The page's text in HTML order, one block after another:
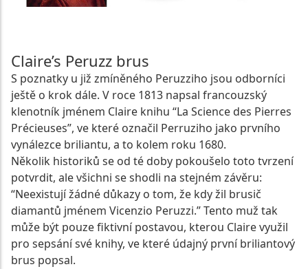
Claire’s Peruzz brus
S poznatky u již zmíněného Peruzziho jsou odborníci
ještě o krok dále. V roce 1813 napsal francouzský
klenotník jménem Claire knihu “La Science des Pierres
Précieuses”, ve které označil Perruziho jako prvního
vynálezce briliantu, a to kolem roku 1680.
Několik historiků se od té doby pokoušelo toto tvrzení
potvrdit, ale všichni se shodli na stejném závěru:
“Neexistují žádné důkazy o tom, že kdy žil brusič
diamantů jménem Vicenzio Peruzzi.” Tento muž tak
může být pouze fiktivní postavou, kterou Claire využil
pro sepsání své knihy, ve které údajný první briliantový
brus popsal.